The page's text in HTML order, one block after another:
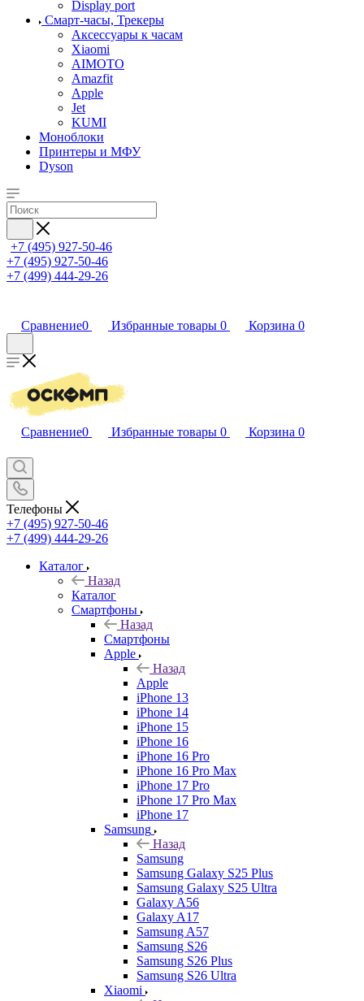
Display port
Смарт-часы, Трекеры
Аксессуары к часам
Xiaomi
AIMOTO
Amazfit
Apple
Jet
KUMI
Моноблоки
Принтеры и МФУ
Dyson
+7 (495) 927-50-46
+7 (495) 927-50-46
+7 (499) 444-29-26
Сравнение0 Избранные товары 0 Корзина 0
Сравнение0 Избранные товары 0 Корзина 0
Телефоны
+7 (495) 927-50-46
+7 (499) 444-29-26
Каталог
Назад
Каталог
Смартфоны
Назад
Смартфоны
Apple
Назад
Apple
iPhone 13
iPhone 14
iPhone 15
iPhone 16
iPhone 16 Pro
iPhone 16 Pro Max
iPhone 17 Pro
iPhone 17 Pro Max
iPhone 17
Samsung
Назад
Samsung
Samsung Galaxy S25 Plus
Samsung Galaxy S25 Ultra
Galaxy A56
Galaxy A17
Samsung A57
Samsung S26
Samsung S26 Plus
Samsung S26 Ultra
Xiaomi